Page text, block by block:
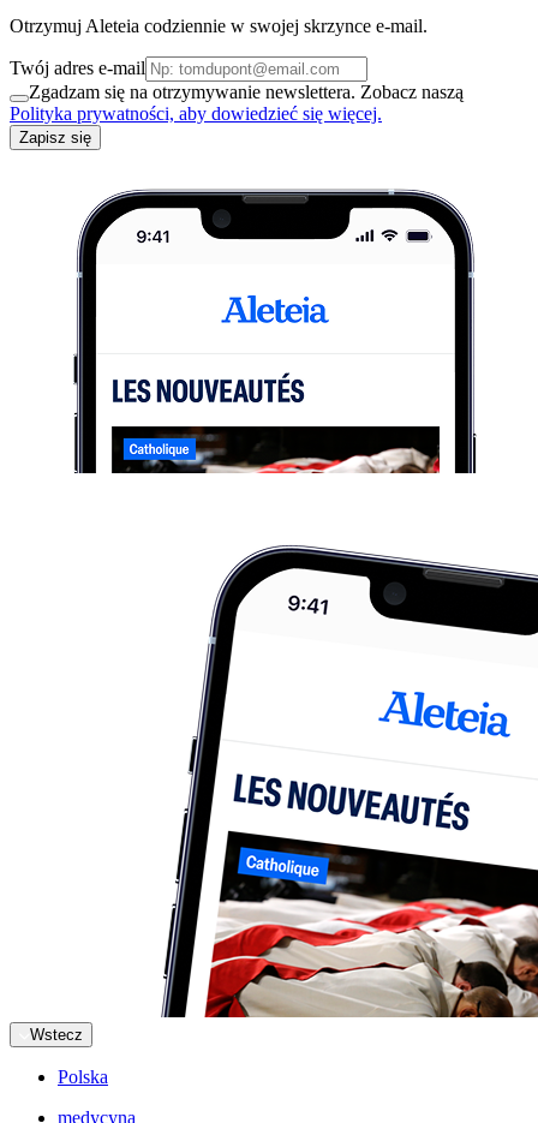
Otrzymuj Aleteia codziennie w swojej skrzynce e-mail.
Twój adres e-mail
Zgadzam się na otrzymywanie newslettera. Zobacz naszą
Polityka prywatności, aby dowiedzieć się więcej.
Zapisz się
Wstecz
Polska
medycyna